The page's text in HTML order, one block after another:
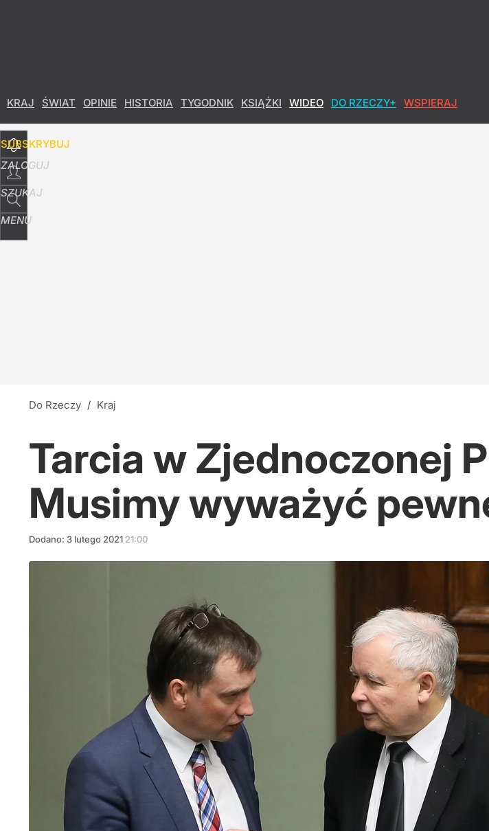
KRAJ ŚWIAT OPINIE HISTORIA TYGODNIK KSIĄŻKI WIDEO DO RZECZY+ WSPIERAJ
SUBSKRYBUJ
ZALOGUJ
SZUKAJ
MENU
Do Rzeczy / Kraj
Tarcia w Zjednoczonej
Musimy wyważyć
Dodano: 3 lutego 2021 21:00